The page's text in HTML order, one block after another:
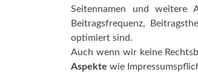
Seitennamen und weitere
Beitragsfrequenz,
optimiert sind.
Auch wenn wir keine
Aspekte wie